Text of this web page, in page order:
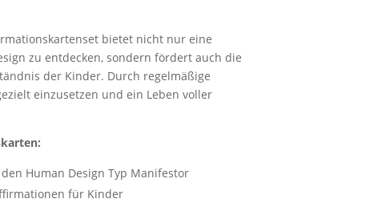
bietet nicht nur eine
zu entdecken, sondern fördert auch die
der Kinder. Durch regelmäßige
einzusetzen und ein Leben voller
Human Design Typ Manifestor
für Kinder